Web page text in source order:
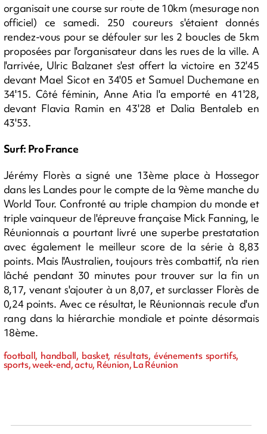
organisait une course sur route de 10km (mesurage non
officiel) ce samedi. 250 coureurs s'étaient donnés
rendez-vous pour se défouler sur les 2 boucles de 5km
proposées par l'organisateur dans les rues de la ville. A
l'arrivée, Ulric Balzanet s'est offert la victoire en 32'45
devant Mael Sicot en 34'05 et Samuel Duchemane en
34'15. Côté féminin, Anne Atia l'a emporté en 41'28,
devant Flavia Ramin en 43'28 et Dalia Bentaleb en
43'53.
Surf: Pro France
Jérémy Florès a signé une 13ème place à Hossegor
dans les Landes pour le compte de la 9ème manche du
World Tour. Confronté au triple champion du monde et
triple vainqueur de l'épreuve française Mick Fanning, le
Réunionnais a pourtant livré une superbe prestatation
avec également le meilleur score de la série à 8,83
points. Mais l'Australien, toujours très combattif, n'a rien
lâché pendant 30 minutes pour trouver sur la fin un
8,17, venant s'ajouter à un 8,07, et surclasser Florès de
0,24 points. Avec ce résultat, le Réunionnais recule d'un
rang dans la hiérarchie mondiale et pointe désormais
18ème.
football, handball, basket, résultats, événements sportifs,
sports, week-end, actu, Réunion, La Réunion